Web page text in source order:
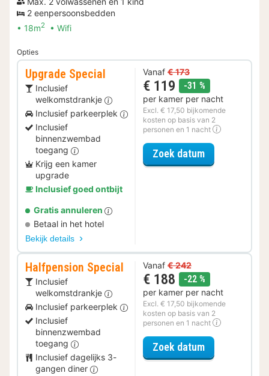
2 eenpersoonsbedden
18m2 Wifi
Opties
Upgrade Special
Inclusief
welkomstdrankje
Inclusief parkeerplek
Inclusief
binnenzwembad
toegang
Krijg een kamer
upgrade
Inclusief goed ontbijt
Gratis annuleren
Betaal in het hotel
Bekijk details
Vanaf € 173
€ 119 -31 %
per kamer per nacht
Excl. € 17,50 bijkomende
kosten op basis van 2
personen en 1 nacht
Zoek datumvoor Upgrade
Halfpension Special
Inclusief
welkomstdrankje
Inclusief parkeerplek
Inclusief
binnenzwembad
toegang
Inclusief dagelijks 3-
gangen diner
Vanaf € 242
€ 188 -22 %
per kamer per nacht
Excl. € 17,50 bijkomende
kosten op basis van 2
personen en 1 nacht
Zoek datumvoor